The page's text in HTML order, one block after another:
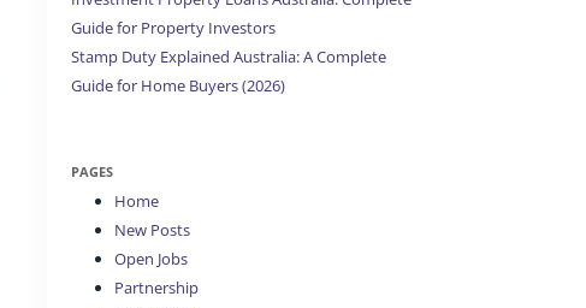
Guide for Property Investors
Stamp Duty Explained Australia: A Complete
Guide for Home Buyers (2026)
PAGES
Home
New Posts
Open Jobs
Partnership